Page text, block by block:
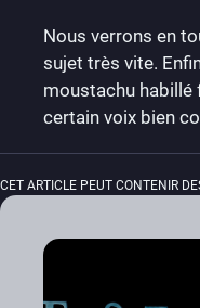
Nous verrons en
sujet très vite.
moustachu habillé
certain voix bien
CET ARTICLE PEUT CONTENIR